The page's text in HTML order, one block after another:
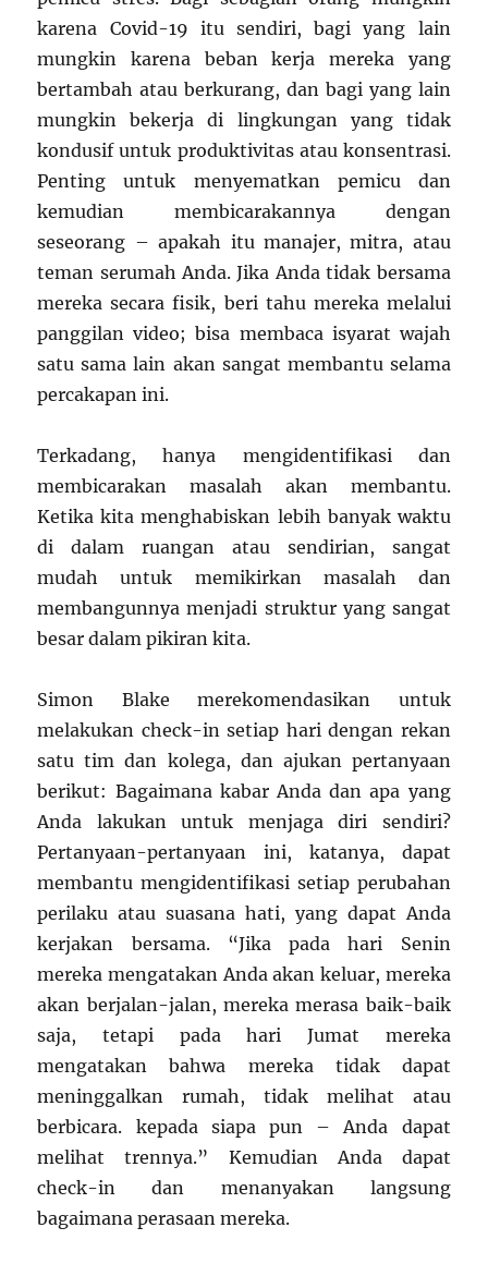
karena Covid-19 itu sendiri, bagi yang lain
mungkin karena beban kerja mereka yang
bertambah atau berkurang, dan bagi yang lain
mungkin bekerja di lingkungan yang tidak
kondusif untuk produktivitas atau konsentrasi.
Penting untuk menyematkan pemicu dan
kemudian membicarakannya dengan
seseorang – apakah itu manajer, mitra, atau
teman serumah Anda. Jika Anda tidak bersama
mereka secara fisik, beri tahu mereka melalui
panggilan video; bisa membaca isyarat wajah
satu sama lain akan sangat membantu selama
percakapan ini.
Terkadang, hanya mengidentifikasi dan
membicarakan masalah akan membantu.
Ketika kita menghabiskan lebih banyak waktu
di dalam ruangan atau sendirian, sangat
mudah untuk memikirkan masalah dan
membangunnya menjadi struktur yang sangat
besar dalam pikiran kita.
Simon Blake merekomendasikan untuk
melakukan check-in setiap hari dengan rekan
satu tim dan kolega, dan ajukan pertanyaan
berikut: Bagaimana kabar Anda dan apa yang
Anda lakukan untuk menjaga diri sendiri?
Pertanyaan-pertanyaan ini, katanya, dapat
membantu mengidentifikasi setiap perubahan
perilaku atau suasana hati, yang dapat Anda
kerjakan bersama. “Jika pada hari Senin
mereka mengatakan Anda akan keluar, mereka
akan berjalan-jalan, mereka merasa baik-baik
saja, tetapi pada hari Jumat mereka
mengatakan bahwa mereka tidak dapat
meninggalkan rumah, tidak melihat atau
berbicara. kepada siapa pun – Anda dapat
melihat trennya.” Kemudian Anda dapat
check-in dan menanyakan langsung
bagaimana perasaan mereka.